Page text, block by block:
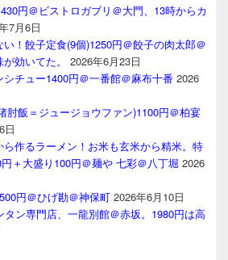
円＠ビストロガブリ＠大門、13時からカ
7月6日
！餃子定食(9個)1250円＠餃子の肉太郎＠
効いてた。
2026年6月23日
チュー1400円＠一番館＠麻布十番 2026
肘飯＝ジュージョウファン)1100円＠柏宴
日
作るラーメン！お米も玄米から精米。特
＋大盛り100円＠麺や 七彩＠八丁堀 2026
円＠ひげ勘＠神保町 2026年6月10日
ン専門店、一龍別館＠赤坂。1980円は高